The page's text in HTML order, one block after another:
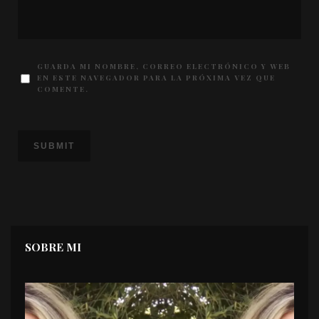
GUARDA MI NOMBRE, CORREO ELECTRÓNICO Y WEB
EN ESTE NAVEGADOR PARA LA PRÓXIMA VEZ QUE
COMENTE.
SOBRE MI